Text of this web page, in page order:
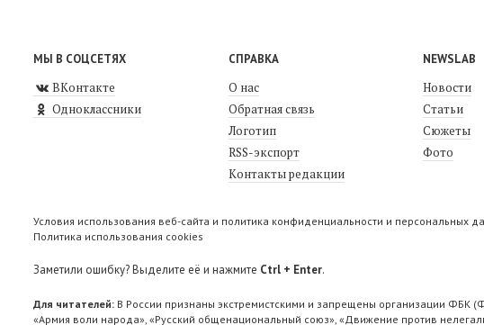
МЫ В СОЦСЕТЯХ
ВКонтакте
Одноклассники
СПРАВКА
О нас
Обратная связь
Логотип
RSS-экспорт
Контакты редакции
NEWSLAB
Новости
Статьи
Сюжеты
Фото
Условия использования веб-сайта и политика конфиденциальности и персональных
Политика использования cookies
Заметили ошибку? Выделите её и нажмите Ctrl + Enter.
Для читателей: В России признаны экстремистскими и запрещены организации ФБК
«Армия воли народа», «Русский общенациональный союз», «Движение против